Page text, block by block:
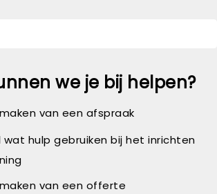
we je bij helpen?
van een afspraak
wat hulp gebruiken bij het inrichten
van een offerte